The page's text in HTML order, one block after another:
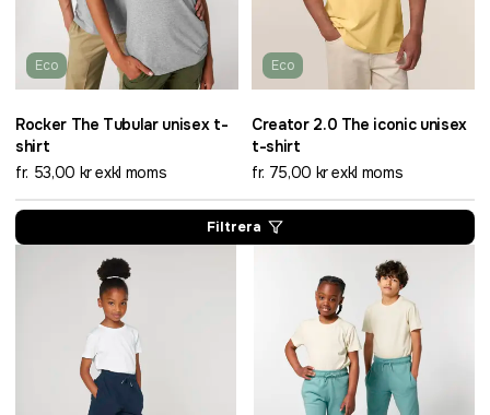
Eco
Rocker The Tubular unisex t-
shirt
fr. 53,00 kr exkl moms
Eco
Creator 2.0 The iconic unisex
t-shirt
fr. 75,00 kr exkl moms
Filtrera